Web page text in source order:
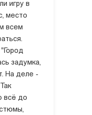
игру в
место
всем
задумка,
На деле -
всё до